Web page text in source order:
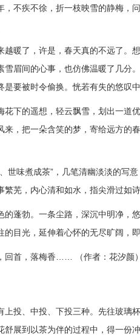
，不疾不徐，折一枝映雪的静梅，
越暖了，许是，春天真的不远了。
眉间的心事，也仿佛温暖了几分
要被时令偷换。恍若有失的悠叹
花下的遥想，轻云飘雪，划出一
来，把一朵含笑的梦，寄给远方的
世味煮成茶”，几笔清幽淡淡的写
芜，内心清和如水，指尖滑过如
的蓬勃。一条尘路，深沉中明净，
目光，延伸着心怀的无尽旷阔，
回首，落梅香…… （作者：花汐颜）
上投、中投、下投三种。先往玻璃
舒展到以茶为伴的过程中，得一份